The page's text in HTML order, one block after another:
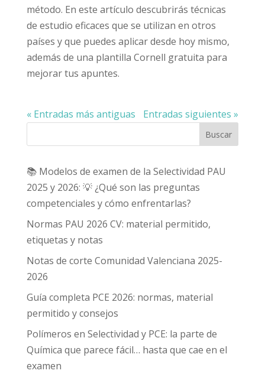
método. En este artículo descubrirás técnicas
de estudio eficaces que se utilizan en otros
países y que puedes aplicar desde hoy mismo,
además de una plantilla Cornell gratuita para
mejorar tus apuntes.
« Entradas más antiguas Entradas siguientes »
Buscar
📚 Modelos de examen de la Selectividad PAU
2025 y 2026: 💡 ¿Qué son las preguntas
competenciales y cómo enfrentarlas?
Normas PAU 2026 CV: material permitido,
etiquetas y notas
Notas de corte Comunidad Valenciana 2025-
2026
Guía completa PCE 2026: normas, material
permitido y consejos
Polímeros en Selectividad y PCE: la parte de
Química que parece fácil… hasta que cae en el
examen